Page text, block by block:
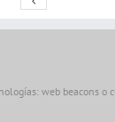
web beacons o